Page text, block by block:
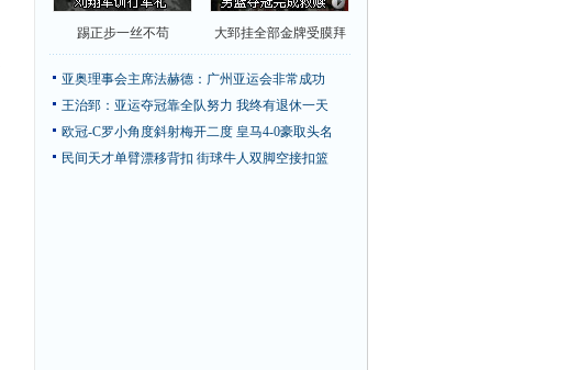
踢正步一丝不苟 大郅挂全部金牌受膜拜
亚奥理事会主席法赫德：广州亚运会非常成功
王治郅：亚运夺冠靠全队努力 我终有退休一天
欧冠-C罗小角度斜射梅开二度 皇马4-0豪取头名
民间天才单臂漂移背扣 街球牛人双脚空接扣篮